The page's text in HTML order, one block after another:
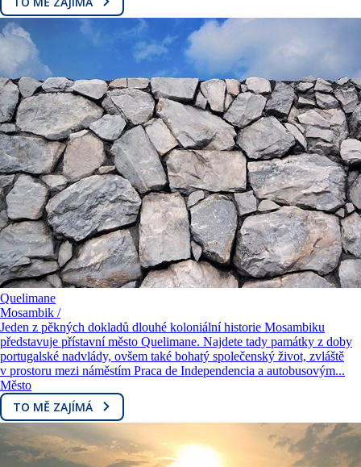
Quelimane
Mosambik /
Jeden z pěkných dokladů dlouhé koloniální historie Mosambiku
představuje přístavní město Quelimane. Najdete tady památky z doby
portugalské nadvlády, ovšem také bohatý společenský život, zvláště
v prostoru mezi náměstím Praca de Independencia a autobusovým...
Město
TO MĚ ZAJÍMÁ